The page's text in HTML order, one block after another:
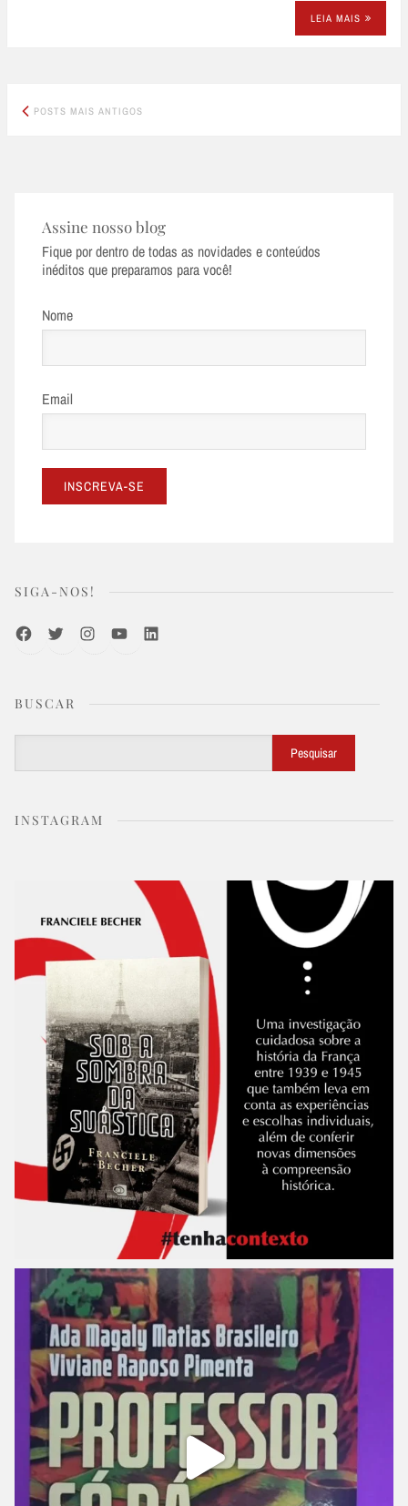
LEIA MAIS
Posts
POSTS MAIS ANTIGOS
Assine nosso blog
Fique por dentro de todas as novidades e conteúdos
inéditos que preparamos para você!
Nome
Email
SIGA-NOS!
FacebookTwitterInstagramYoutubeLinkedIn
BUSCAR
Pesquisar
INSTAGRAM